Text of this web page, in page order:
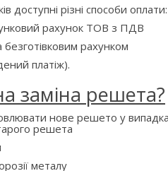
доступні різні способи оплати:
рахунок ТОВ з ПДВ
рахунком
платіж).
заміна решета?
нове решето у
решета
металу